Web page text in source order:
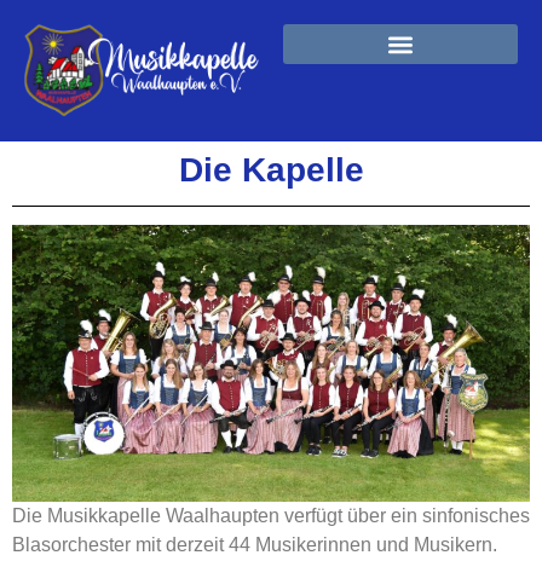
Die Kapelle
Die Musikkapelle Waalhaupten verfügt über ein sinfonisches
Blasorchester mit derzeit 44 Musikerinnen und Musikern.